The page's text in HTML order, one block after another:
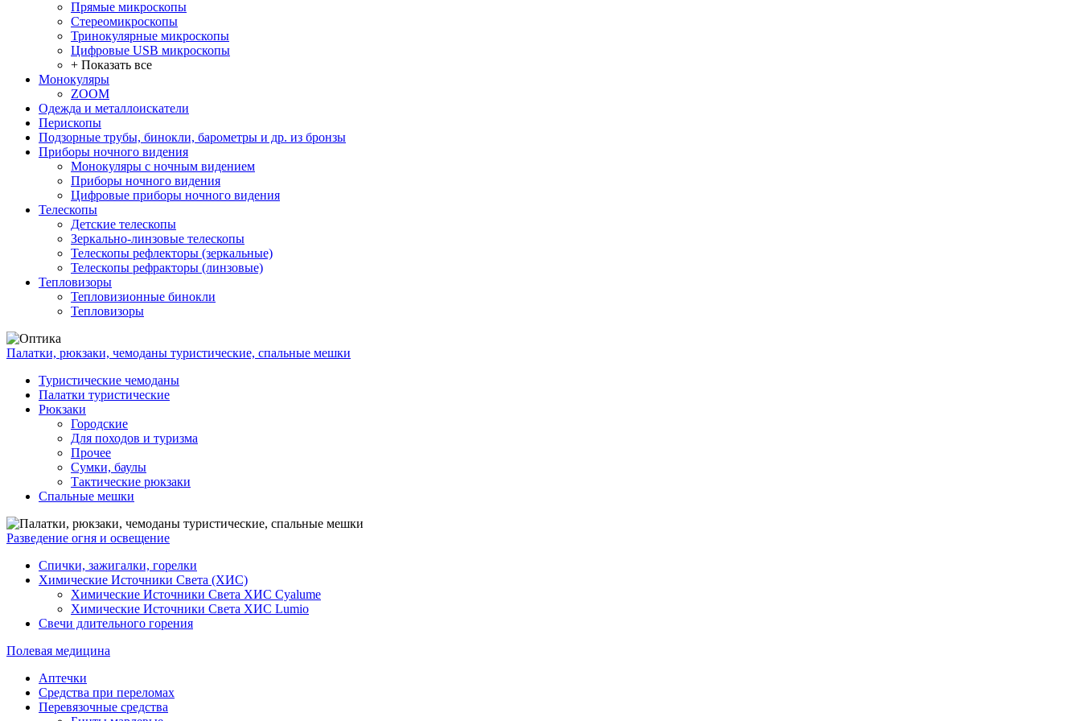
Прямые микроскопы
Стереомикроскопы
Тринокулярные микроскопы
Цифровые USB микроскопы
+ Показать все
Монокуляры
ZOOM
Одежда и металлоискатели
Перископы
Подзорные трубы, бинокли, барометры и др. из бронзы
Приборы ночного видения
Монокуляры с ночным видением
Приборы ночного видения
Цифровые приборы ночного видения
Телескопы
Детские телескопы
Зеркально-линзовые телескопы
Телескопы рефлекторы (зеркальные)
Телескопы рефракторы (линзовые)
Тепловизоры
Тепловизионные бинокли
Тепловизоры
Палатки, рюкзаки, чемоданы туристические, спальные мешки
Туристические чемоданы
Палатки туристические
Рюкзаки
Городские
Для походов и туризма
Прочее
Сумки, баулы
Тактические рюкзаки
Спальные мешки
Разведение огня и освещение
Спички, зажигалки, горелки
Химические Источники Света (ХИС)
Химические Источники Света ХИС Cyalume
Химические Источники Света ХИС Lumio
Свечи длительного горения
Полевая медицина
Аптечки
Средства при переломах
Перевязочные средства